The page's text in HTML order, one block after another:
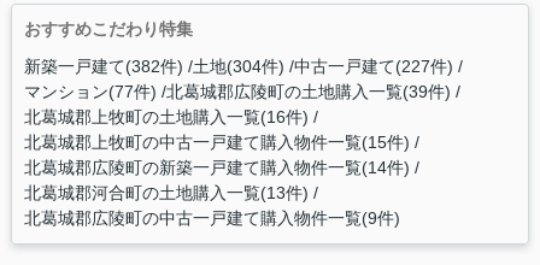
おすすめこだわり特集
新築一戸建て(382件) 土地(304件) 中古一戸建て(227件)
マンション(77件) 北葛城郡広陵町の土地購入一覧(39件)
北葛城郡上牧町の土地購入一覧(16件)
北葛城郡上牧町の中古一戸建て購入物件一覧(15件)
北葛城郡広陵町の新築一戸建て購入物件一覧(14件)
北葛城郡河合町の土地購入一覧(13件)
北葛城郡広陵町の中古一戸建て購入物件一覧(9件)